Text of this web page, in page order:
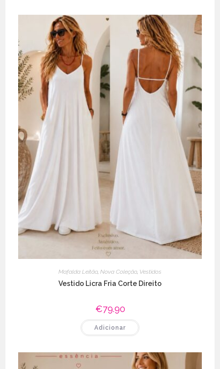
Mafalda Leitão, Nova Coleção, Vestidos
Vestido Licra Fria Corte Direito
€79.90
Adicionar